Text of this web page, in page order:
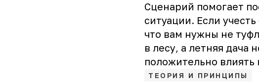
Сценарий помогает
ситуации. Если
что вам нужны не
в лесу, а летняя дача
положительно влиять
ТЕОРИЯ И ПРИНЦИПЫ